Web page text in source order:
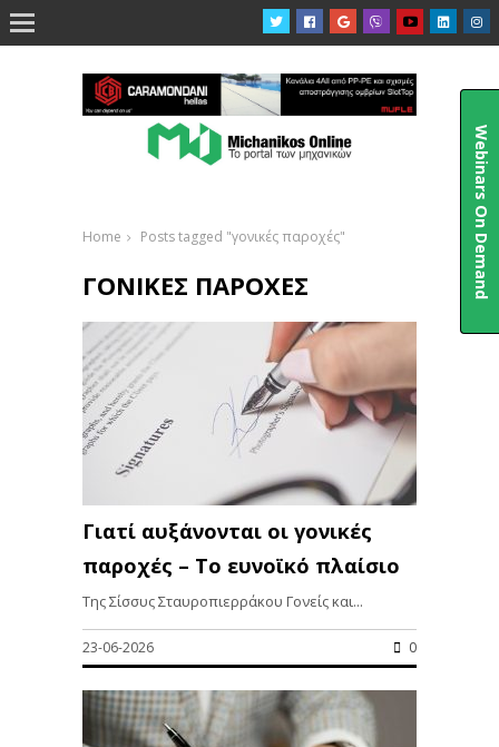

Home Posts tagged "γονικές παροχές"
ΓΟΝΙΚΈΣ ΠΑΡΟΧΈΣ
Γιατί αυξάνονται οι γονικές
παροχές – Το ευνοϊκό πλαίσιο
Της Σίσσυς Σταυροπιερράκου Γονείς και...
23-06-2026 0
Webinars On Demand